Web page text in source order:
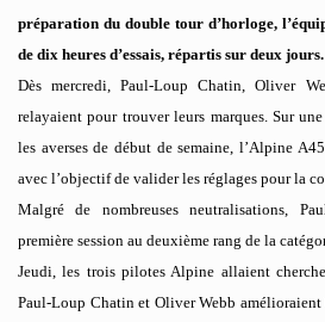
préparation du double tour d’horloge,
de dix heures d’essais, répartis sur deux jours.
Dès mercredi, Paul-Loup Chatin, Oliver
relayaient pour trouver leurs marques. Sur
les averses de début de semaine, l’Alpine
avec l’objectif de valider les réglages pour la
Malgré de nombreuses neutralisations,
première session au deuxième rang de la
Jeudi, les trois pilotes Alpine allaient
Paul-Loup Chatin et Oliver Webb